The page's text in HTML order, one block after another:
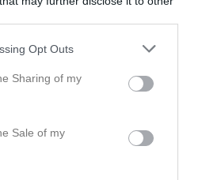
Opt Outs
Sharing of my
Sale of my